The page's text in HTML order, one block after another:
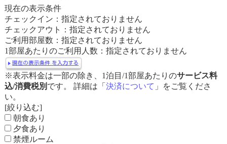
ニ
ュ
ー
現在の表示条件
チェックイン：指定されておりません
チェックアウト：指定されておりません
ご利用部屋数：指定されておりません
1部屋あたりのご利用人数：指定されておりません
※表示料金は一部の除き、1泊目/1部屋あたりのサービス料
込/消費税別 です。 詳細は「 決済について 」をご覧くださ
い。
[絞り込む]
朝食あり
夕食あり
禁煙ルーム